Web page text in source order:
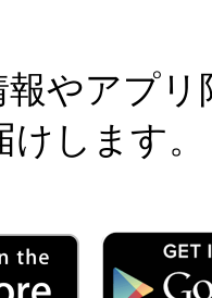
報やアプリ
けします。